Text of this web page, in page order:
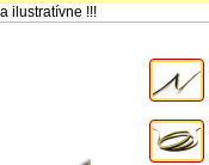
ilustratívne !!!